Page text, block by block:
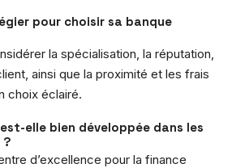
pour choisir sa banque
la spécialisation, la réputation,
ainsi que la proximité et les frais
choix éclairé.
elle bien développée dans les
?
d’excellence pour la finance